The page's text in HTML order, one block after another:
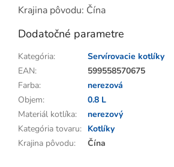
Krajina pôvodu: Čína
Dodatočné parametre
Kategória:
Servírovacie kotlíky
EAN:
599558570675
Farba:
nerezová
Objem:
0.8 L
Materiál kotlíka:
nerezový
Kategória tovaru: Kotlíky
Krajina pôvodu: Čína